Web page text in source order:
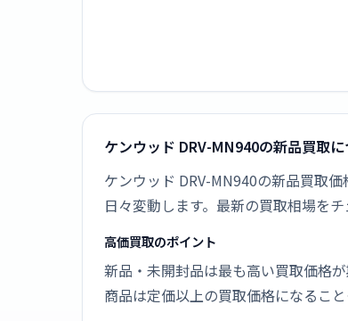
ケンウッド DRV-MN940の新品買取
ケンウッド DRV-MN940の新品買取
日々変動します。最新の買取相場を
高価買取のポイント
新品・未開封品は最も高い買取価格
商品は定価以上の買取価格になること